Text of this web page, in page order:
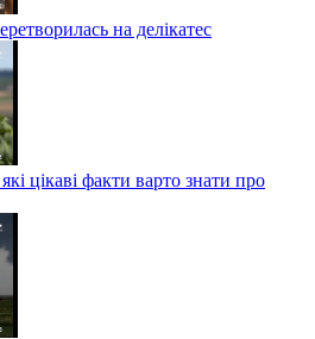
на делікатес
цікаві факти варто знати про